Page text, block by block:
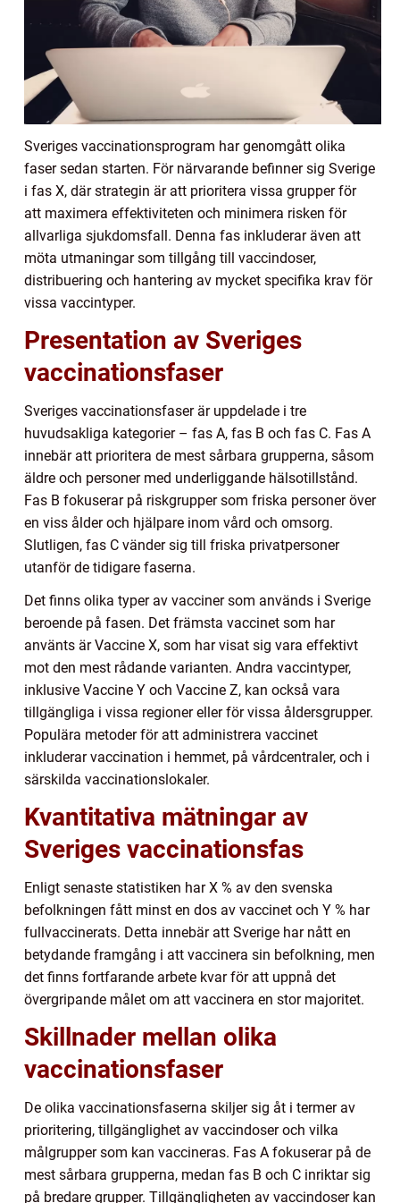
Sveriges vaccinationsprogram har genomgått olika
faser sedan starten. För närvarande befinner sig Sverige
i fas X, där strategin är att prioritera vissa grupper för
att maximera effektiviteten och minimera risken för
allvarliga sjukdomsfall. Denna fas inkluderar även att
möta utmaningar som tillgång till vaccindoser,
distribuering och hantering av mycket specifika krav för
vissa vaccintyper.
Presentation av Sveriges
vaccinationsfaser
Sveriges vaccinationsfaser är uppdelade i tre
huvudsakliga kategorier – fas A, fas B och fas C. Fas A
innebär att prioritera de mest sårbara grupperna, såsom
äldre och personer med underliggande hälsotillstånd.
Fas B fokuserar på riskgrupper som friska personer över
en viss ålder och hjälpare inom vård och omsorg.
Slutligen, fas C vänder sig till friska privatpersoner
utanför de tidigare faserna.
Det finns olika typer av vacciner som används i Sverige
beroende på fasen. Det främsta vaccinet som har
använts är Vaccine X, som har visat sig vara effektivt
mot den mest rådande varianten. Andra vaccintyper,
inklusive Vaccine Y och Vaccine Z, kan också vara
tillgängliga i vissa regioner eller för vissa åldersgrupper.
Populära metoder för att administrera vaccinet
inkluderar vaccination i hemmet, på vårdcentraler, och i
särskilda vaccinationslokaler.
Kvantitativa mätningar av
Sveriges vaccinationsfas
Enligt senaste statistiken har X % av den svenska
befolkningen fått minst en dos av vaccinet och Y % har
fullvaccinerats. Detta innebär att Sverige har nått en
betydande framgång i att vaccinera sin befolkning, men
det finns fortfarande arbete kvar för att uppnå det
övergripande målet om att vaccinera en stor majoritet.
Skillnader mellan olika
vaccinationsfaser
De olika vaccinationsfaserna skiljer sig åt i termer av
prioritering, tillgänglighet av vaccindoser och vilka
målgrupper som kan vaccineras. Fas A fokuserar på de
mest sårbara grupperna, medan fas B och C inriktar sig
på bredare grupper. Tillgängligheten av vaccindoser kan